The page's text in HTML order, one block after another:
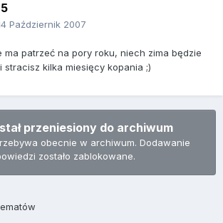
Październik 2007
ma patrzeć na pory roku, niech zima będzie
stracisz kilka miesięcy kopania ;)
przeniesiony do archiwum
obecnie w archiwum. Dodawanie
zostało zablokowane.